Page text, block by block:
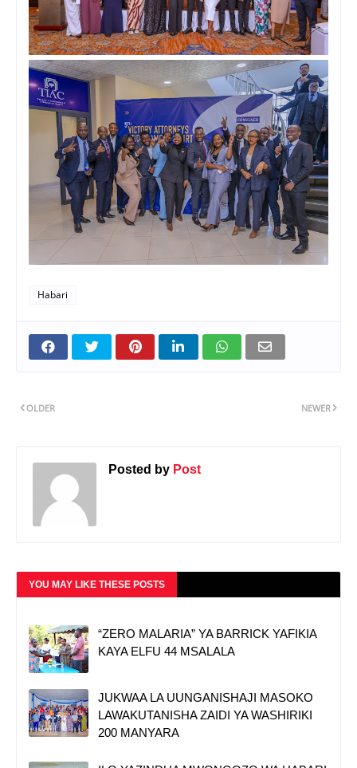
Habari
NEWER
OLDER
Posted by Post
YOU MAY LIKE THESE POSTS
“ZERO MALARIA” YA BARRICK YAFIKIA
KAYA ELFU 44 MSALALA
JUKWAA LA UUNGANISHAJI MASOKO
LAWAKUTANISHA ZAIDI YA WASHIRIKI
200 MANYARA